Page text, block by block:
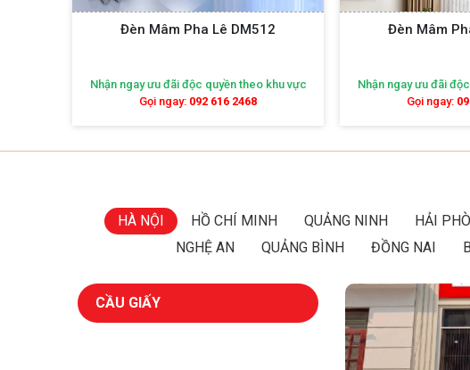
Đèn Mâm Pha Lê DM513
Nhận ngay ưu đãi độc quyền theo khu vực
Gọi ngay: 092 616 2468
Đèn Mâm
Nhận ngay ưu đãi
Gọi ngay:
HÀ NỘI HỒ CHÍ MINH QUẢNG NINH HẢI
NGHỆ AN
QUẢNG BÌNH ĐỒNG NAI
CẦU GIẤY